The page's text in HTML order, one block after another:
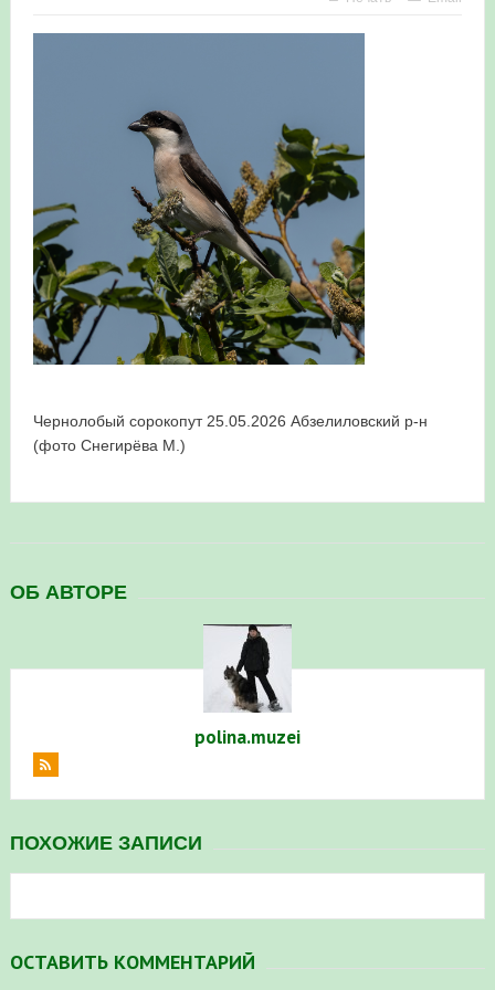
в Республике Башкортостан в 2026 году
Чернолобый сорокопут 25.05.2026 Абзелиловский р-н
(фото Снегирёва М.)
ОБ АВТОРЕ
polina.muzei
ПОХОЖИЕ ЗАПИСИ
ОСТАВИТЬ КОММЕНТАРИЙ